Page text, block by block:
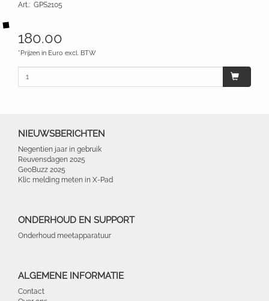
Art.: GPS2105
180.00
*Prijzen in Euro excl. BTW
NIEUWSBERICHTEN
Negentien jaar in gebruik
Reuvensdagen 2025
GeoBuzz 2025
Klic melding meten in X-Pad
ONDERHOUD EN SUPPORT
Onderhoud meetapparatuur
ALGEMENE INFORMATIE
Contact